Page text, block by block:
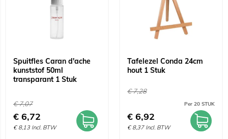
Spuitfles Caran d'ache
kunststof 50ml
transparant 1 Stuk
€7,07
€ 6,72
€ 8,13 Incl. BTW
Tafelezel Conda 24cm
hout 1 Stuk
€7,28
Per 20 STUK
€ 6,92
€ 8,37 Incl. BTW